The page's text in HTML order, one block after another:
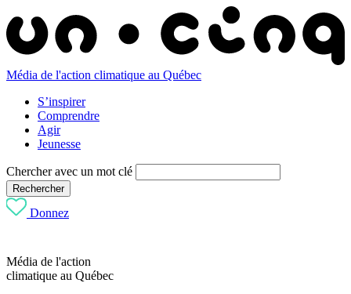
Média de l'action climatique au Québec
S’inspirer
Comprendre
Agir
Jeunesse
Chercher avec un mot clé
Rechercher
Donnez
Média de l'action
climatique au Québec